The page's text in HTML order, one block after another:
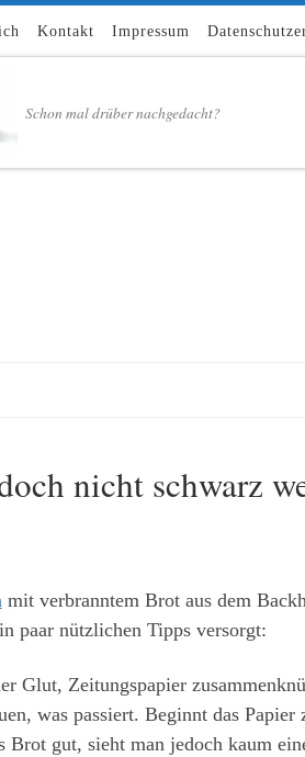
Kontakt Impressum
Schon mal drüber nachgedacht?
nicht schwarz
mit verbranntem Brot aus dem
paar nützlichen Tipps versorgt:
Glut, Zeitungspapier
was passiert. Beginnt das
Brot gut, sieht man jedoch kaum